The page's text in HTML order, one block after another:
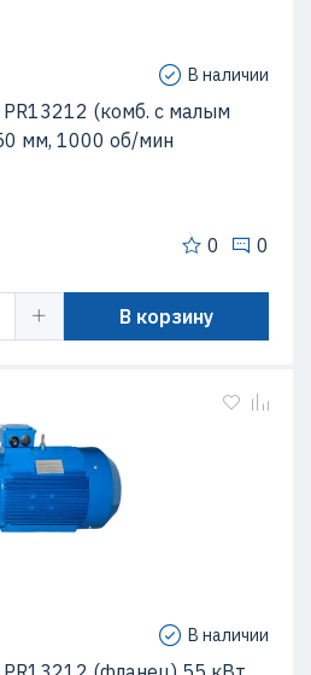
В наличии
(комб. с малым
мм, 1000 об/мин
0 0
В корзину
В наличии